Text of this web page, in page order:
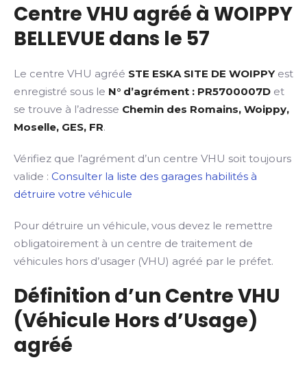
Centre VHU agréé à WOIPPY
BELLEVUE dans le 57
Le centre VHU agréé STE ESKA SITE DE WOIPPYest
enregistré sous le N° d’agrément : PR5700007D et
se trouve à l’adresse Chemin des Romains, Woippy,
Moselle, GES, FR.
Vérifiez que l’agrément d’un centre VHU soit toujours
valide : Consulter la liste des garages habilités à
détruire votre véhicule
Pour détruire un véhicule, vous devez le remettre
obligatoirement à un centre de traitement de
véhicules hors d’usager (VHU) agréé par le préfet.
Définition d’un Centre VHU
(Véhicule Hors d’Usage)
agréé